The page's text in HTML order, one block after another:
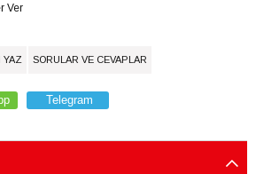
Ver
YAZ SORULAR VE CEVAPLAR
Telegram